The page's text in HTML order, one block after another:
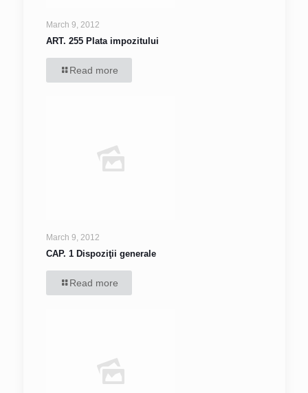
March 9, 2012
ART. 255 Plata impozitului
Read more
March 9, 2012
CAP. 1 Dispoziţii generale
Read more